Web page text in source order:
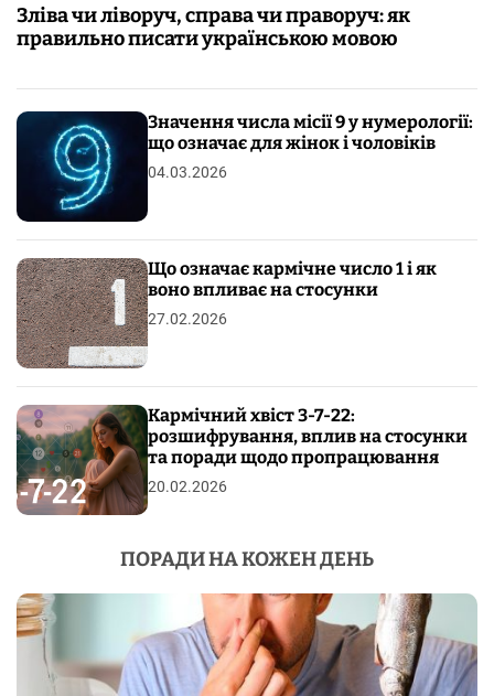
Зліва чи ліворуч, справа чи праворуч: як
правильно писати українською мовою
Значення числа місії 9 у нумерології:
що означає для жінок і чоловіків
04.03.2026
Що означає кармічне число 1 і як
воно впливає на стосунки
27.02.2026
Кармічний хвіст 3-7-22:
розшифрування, вплив на стосунки
та поради щодо пропрацювання
20.02.2026
ПОРАДИ НА КОЖЕН ДЕНЬ